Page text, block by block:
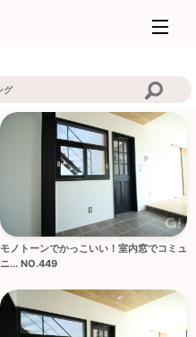
モノトーンでかっこいい！室内窓でコミュ
ニ... NO.449